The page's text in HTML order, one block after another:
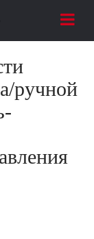
ручной